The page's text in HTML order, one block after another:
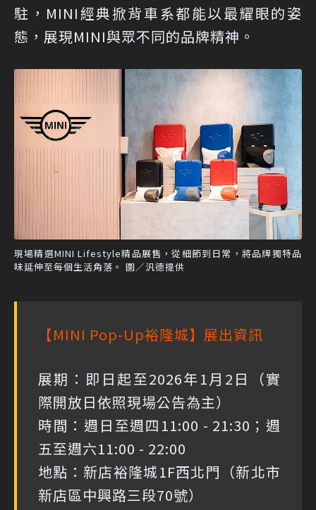
駐，MINI經典掀背車系都能以最耀眼的姿
態，展現MINI與眾不同的品牌精神。
現場精選MINI Lifestyle精品展售，從細節到日常，將品牌獨特品
味延伸至每個生活角落。 圖／汎德提供
【MINI Pop-Up裕隆城】展出資訊
展期：即日起至2026年1月2日（實
際開放日依照現場公告為主）
時間：週日至週四11:00 - 21:30；週
五至週六11:00 - 22:00
地點：新店裕隆城1F西北門（新北市
新店區中興路三段70號）